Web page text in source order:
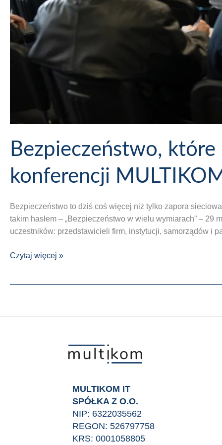
Bezpieczeństwo,
konferencji
Bezpieczeństwo to dziś coś więcej niż tylko zapora
takim hasłem – „Bezpieczeństwo w wielu wymiarach” –
uczestników: przedstawicieli firm, instytucji, samorządów i
Bezpieczeństwo,
–
Czytaj więcej »
MULTIKOM IT
SPÓŁKA Z O.O.
NIP: 6322035562
REGON: 526797758
KRS: 0001058805